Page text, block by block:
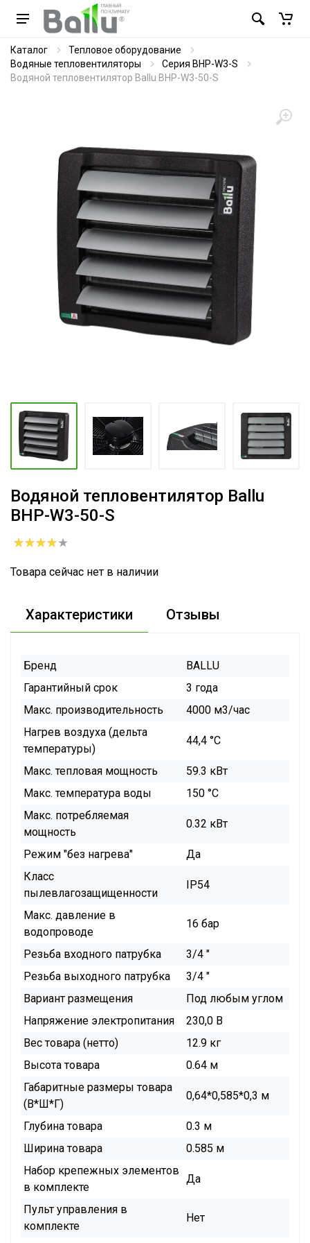
Каталог
Тепловое оборудование
Водяные тепловентиляторы
Серия BHP-W3-S
Водяной тепловентилятор Ballu BHP-W3-50-S
Водяной тепловентилятор Ballu
BHP-W3-50-S
Товара сейчас нет в наличии
Характеристики Отзывы
Бренд
BALLU
Гарантийный срок
3 года
Макс. производительность
4000 м3/час
Нагрев воздуха (дельта
температуры)
44,4 °С
Макс. тепловая мощность
59.3 кВт
Макс. температура воды
150 °С
Макс. потребляемая
мощность
0.32 кВт
Режим "без нагрева"
Да
Класс
пылевлагозащищенности
IP54
Макс. давление в
водопроводе
16 бар
Резьба входного патрубка
3/4 "
Резьба выходного патрубка
3/4 "
Вариант размещения
Под любым углом
Напряжение электропитания
230,0 В
Вес товара (нетто)
12.9 кг
Высота товара
0.64 м
Габаритные размеры товара
(В*Ш*Г)
0,64*0,585*0,3 м
Глубина товара
0.3 м
Ширина товара
0.585 м
Набор крепежных элементов
в комплекте
Да
Пульт управления в
комплекте
Нет